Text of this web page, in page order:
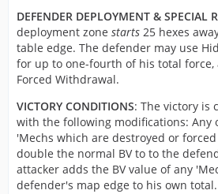
DEFENDER DEPLOYMENT & SPECIAL
deployment zone starts 25 hexes
table edge. The defender may use
for up to one-fourth of his total force,
Forced Withdrawal.
VICTORY CONDITIONS: The victory is
with the following modifications: Any
'Mechs which are destroyed or
double the normal BV to to the
attacker adds the BV value of any
defender's map edge to his own total.